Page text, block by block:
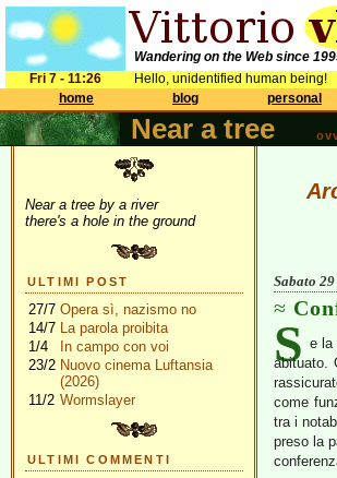
Wandering on the Web since
Fri 7 - 11:26
Hello, unidentified human being!
home
blog personal
Near a tree
Near a tree by a river
there's a hole in the ground
ULTIMI POST
27/7 Opera sì, nazismo no
14/7 La parola proibita
1/4
In campo con voi
23/2 Nuovo cinema Luftansia
(2026)
11/2 Wormslayer
ULTIMI COMMENTI
Sabato
S e la
abituato.
come
tra i
preso la